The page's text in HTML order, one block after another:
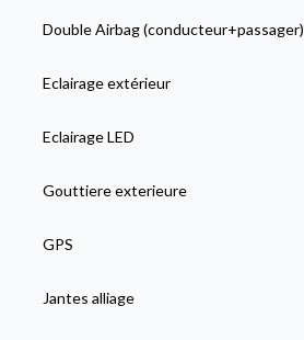
Double Airbag (conducteur+passager)
Eclairage extérieur
Eclairage LED
Gouttiere exterieure
GPS
Jantes alliage